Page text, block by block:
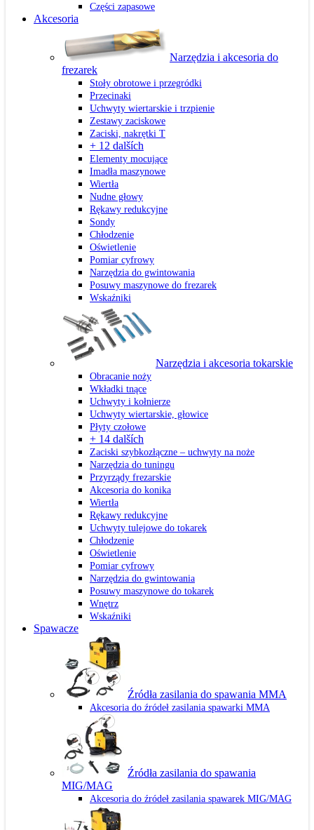
Części zapasowe
Akcesoria
Narzędzia i akcesoria do
frezarek
Stoły obrotowe i przegródki
Przecinaki
Uchwyty wiertarskie i trzpienie
Zestawy zaciskowe
Zaciski, nakrętki T
+ 12 dalších
Elementy mocujące
Imadła maszynowe
Wiertła
Nudne głowy
Rękawy redukcyjne
Sondy
Chłodzenie
Oświetlenie
Pomiar cyfrowy
Narzędzia do gwintowania
Posuwy maszynowe do frezarek
Wskaźniki
Narzędzia i akcesoria tokarskie
Obracanie noży
Wkładki tnące
Uchwyty i kołnierze
Uchwyty wiertarskie, głowice
Płyty czołowe
+ 14 dalších
Zaciski szybkozłączne – uchwyty na noże
Narzędzia do tuningu
Przyrządy frezarskie
Akcesoria do konika
Wiertła
Rękawy redukcyjne
Uchwyty tulejowe do tokarek
Chłodzenie
Oświetlenie
Pomiar cyfrowy
Narzędzia do gwintowania
Posuwy maszynowe do tokarek
Wnętrz
Wskaźniki
Spawacze
Źródła zasilania do spawania MMA
Akcesoria do źródeł zasilania spawarki MMA
Źródła zasilania do spawania
MIG/MAG
Akcesoria do źródeł zasilania spawarek MIG/MAG